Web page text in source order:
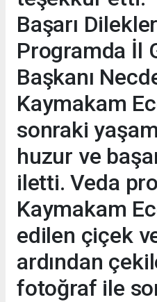
Başarı
Programda İl
Başkanı
Kaymakam
sonraki
huzur ve
iletti. Veda
Kaymakam
edilen çiçek
ardından
fotoğraf ile